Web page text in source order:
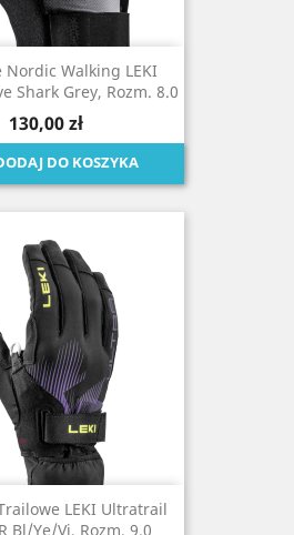
Nordic Walking LEKI
Shark Grey, Rozm. 8.0
130,00 zł
DO KOSZYKA
LEKI Ultratrail
Bl/ye/vi, Rozm. 9.0